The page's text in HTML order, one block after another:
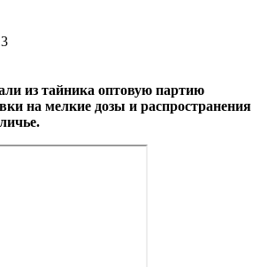
из тайника оптовую партию
на мелкие дозы и распространения